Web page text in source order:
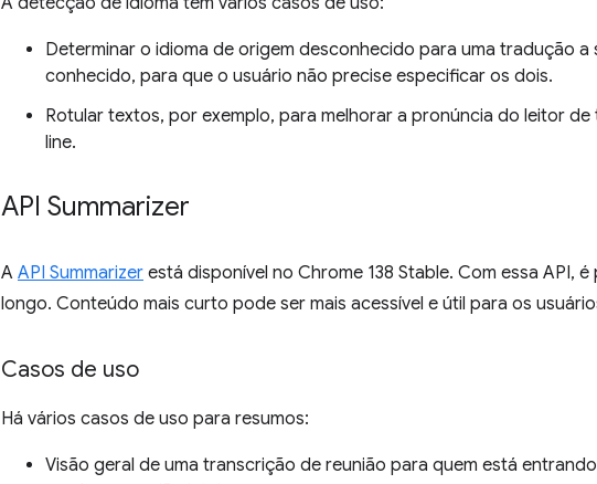
Determinar o idioma de origem desconhecido para uma tradução a
conhecido, para que o usuário não precise especificar os dois.
Rotular textos, por exemplo, para melhorar a pronúncia do leitor
line.
API Summarizer
A API Summarizer está disponível no Chrome 138 Stable. Com essa API,
longo. Conteúdo mais curto pode ser mais acessível e útil para os
Casos de uso
Há vários casos de uso para resumos:
Visão geral de uma transcrição de reunião para quem está